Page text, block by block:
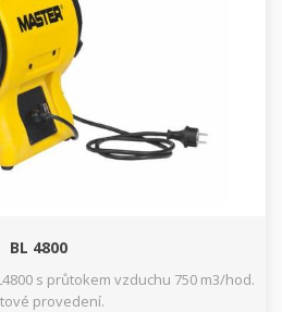
BL 4800
s průtokem vzduchu 750 m3/hod.
provedení.